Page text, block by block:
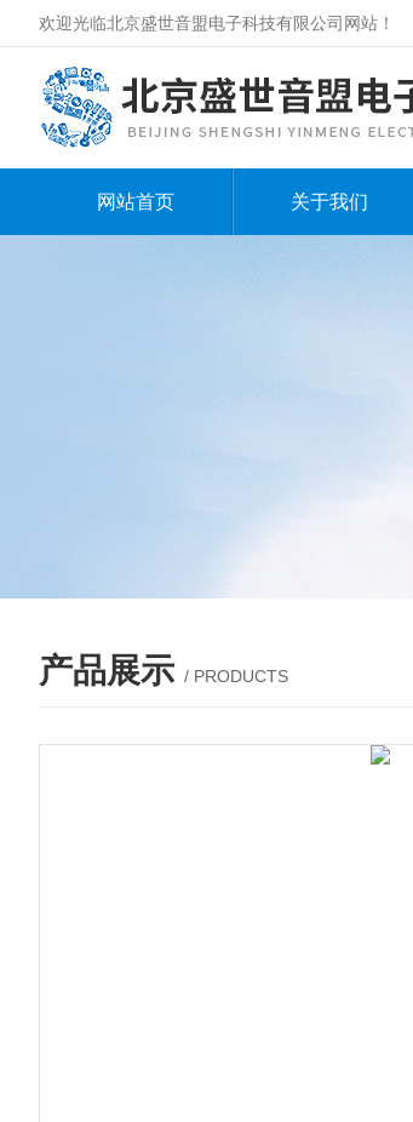
欢迎光临北京盛世音盟电子科技有限公司网站！
网站首页 关于我们
产品展示 / PRODUCTS